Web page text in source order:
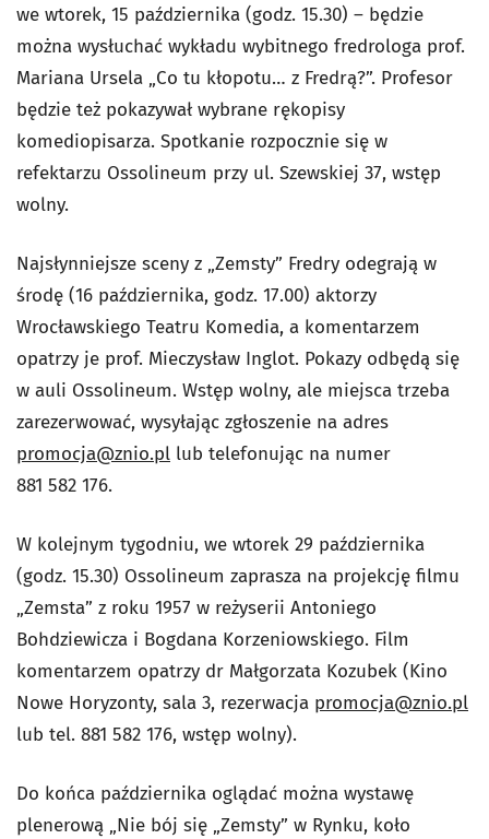
we wtorek, 15 października (godz. 15.30) – będzie
można wysłuchać wykładu wybitnego fredrologa prof.
Mariana Ursela „Co tu kłopotu… z Fredrą?”. Profesor
będzie też pokazywał wybrane rękopisy
komediopisarza. Spotkanie rozpocznie się w
refektarzu Ossolineum przy ul. Szewskiej 37, wstęp
wolny.
Najsłynniejsze sceny z „Zemsty” Fredry odegrają w
środę (16 października, godz. 17.00) aktorzy
Wrocławskiego Teatru Komedia, a komentarzem
opatrzy je prof. Mieczysław Inglot. Pokazy odbędą się
w auli Ossolineum. Wstęp wolny, ale miejsca trzeba
zarezerwować, wysyłając zgłoszenie na adres
promocja@znio.pl lub telefonując na numer
881 582 176.
W kolejnym tygodniu, we wtorek 29 października
(godz. 15.30) Ossolineum zaprasza na projekcję filmu
„Zemsta” z roku 1957 w reżyserii Antoniego
Bohdziewicza i Bogdana Korzeniowskiego. Film
komentarzem opatrzy dr Małgorzata Kozubek (Kino
Nowe Horyzonty, sala 3, rezerwacja promocja@znio.pl
lub tel. 881 582 176, wstęp wolny).
Do końca października oglądać można wystawę
plenerową „Nie bój się „Zemsty” w Rynku, koło